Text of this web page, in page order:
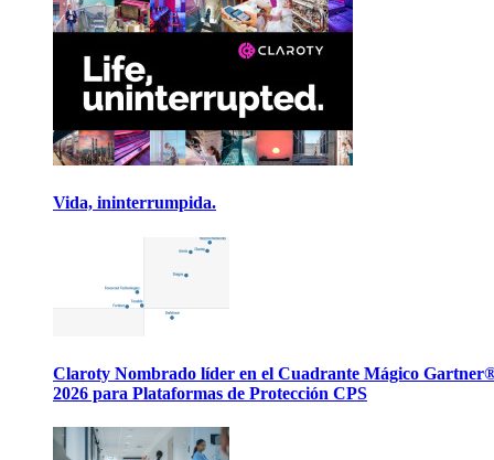
Vida, ininterrumpida.
Claroty Nombrado líder en el Cuadrante Mágico
2026 para Plataformas de Protección CPS